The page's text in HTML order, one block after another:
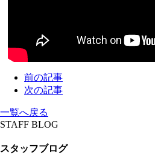
前の記事
次の記事
一覧へ戻る
STAFF BLOG
スタッフブログ